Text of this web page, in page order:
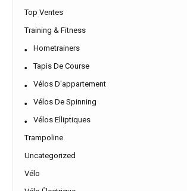
Top Ventes
Training & Fitness
Hometrainers
Tapis De Course
Vélos D'appartement
Vélos De Spinning
Vélos Elliptiques
Trampoline
Uncategorized
Vélo